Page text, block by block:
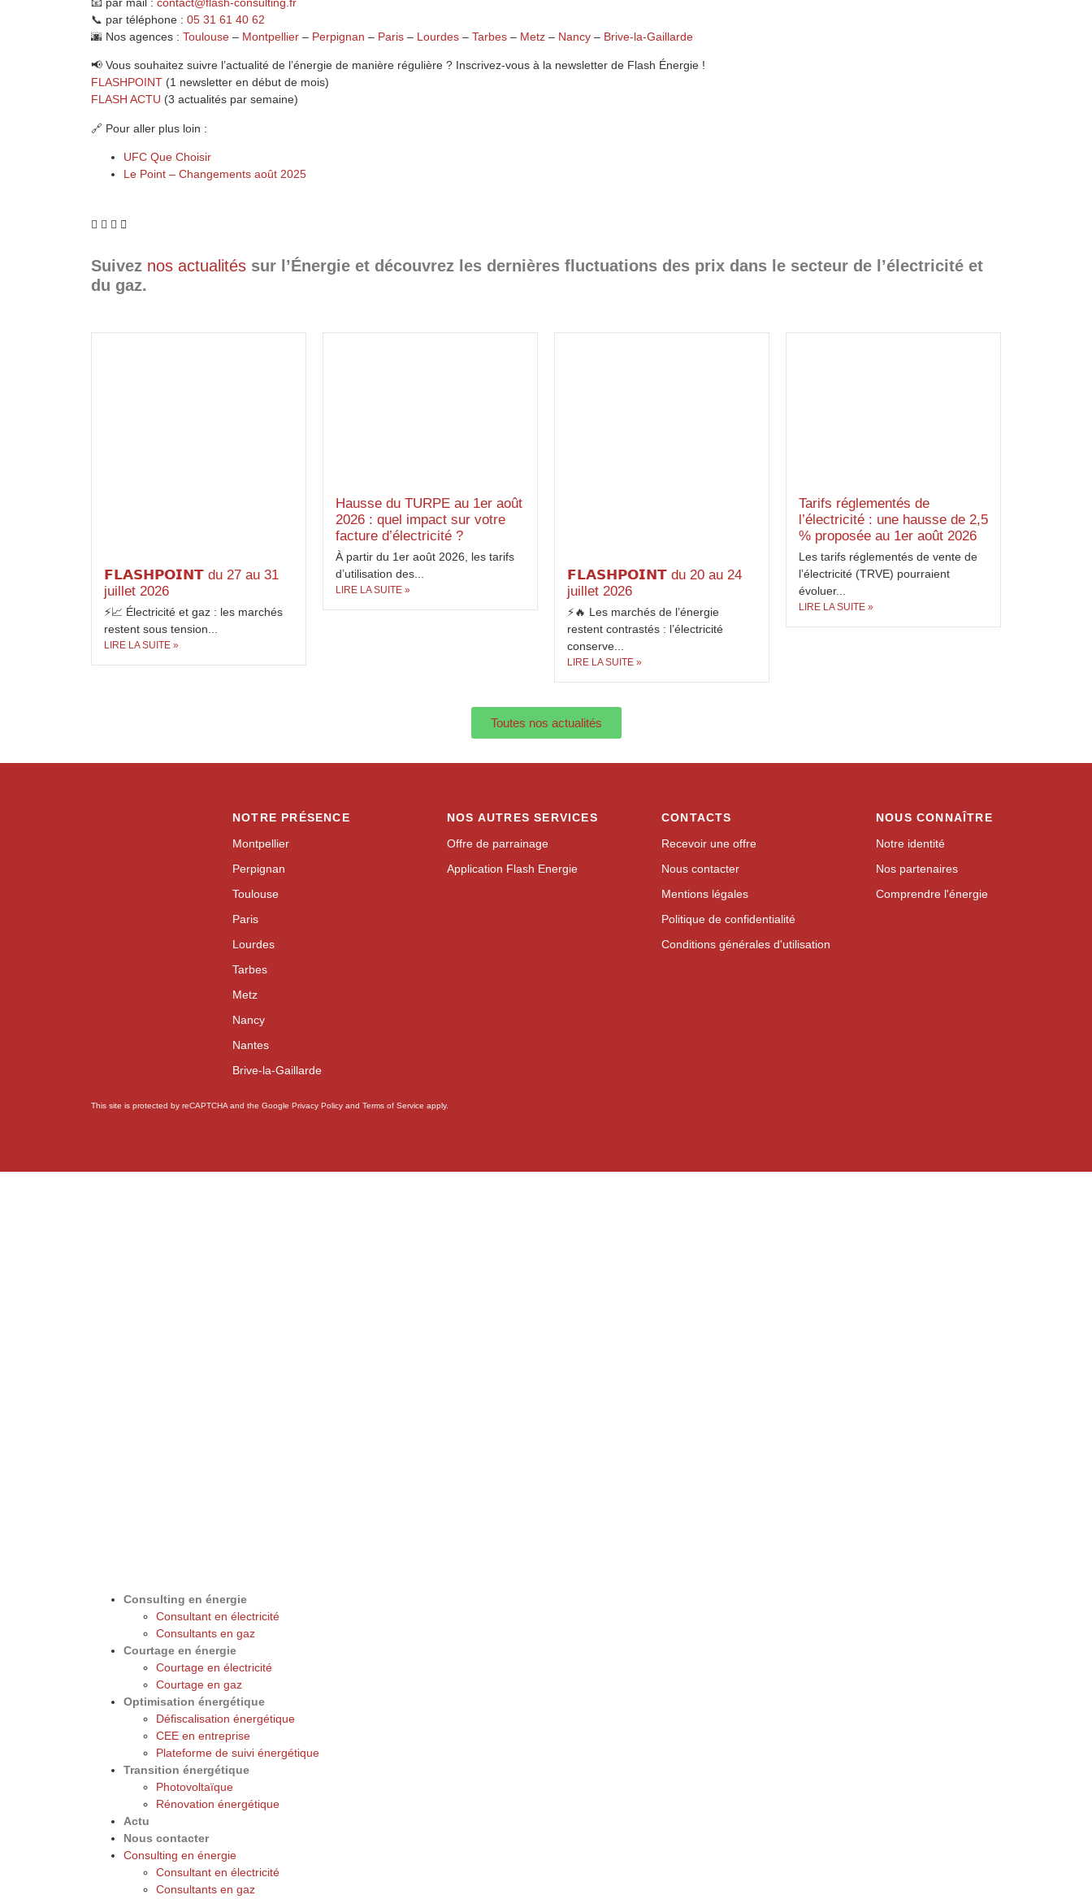
📞 par téléphone : 05 31 61 40 62
🌆 Nos agences : Toulouse – Montpellier – Perpignan – Paris – Lourdes – Tarbes – Metz – Nancy – Brive-la-Gaillarde
📢 Vous souhaitez suivre l’actualité de l’énergie de manière régulière ? Inscrivez-vous à la newsletter de Flash Énergie !
FLASHPOINT (1 newsletter en début de mois)
FLASH ACTU (3 actualités par semaine)
🔗 Pour aller plus loin :
UFC Que Choisir
Le Point – Changements août 2025
Suivez nos actualités sur l’Énergie et découvrez les dernières fluctuations des prix dans le secteur de l’électricité et
du gaz.
𝗙𝗟𝗔𝗦𝗛𝗣𝗢𝗜𝗡𝗧 du 27 au 31
juillet 2026
⚡📈 Électricité et gaz : les marchés
restent sous tension...
LIRE LA SUITE »
Hausse du TURPE au 1er août
2026 : quel impact sur votre
facture d’électricité ?
À partir du 1er août 2026, les tarifs
d’utilisation des...
LIRE LA SUITE »
𝗙𝗟𝗔𝗦𝗛𝗣𝗢𝗜𝗡𝗧 du 20 au 24
juillet 2026
⚡🔥 Les marchés de l’énergie
restent contrastés : l’électricité
conserve...
LIRE LA SUITE »
Tarifs réglementés de
l’électricité : une hausse de 2,5
% proposée au 1er août 2026
Les tarifs réglementés de vente de
l’électricité (TRVE) pourraient
évoluer...
LIRE LA SUITE »
Toutes nos actualités
NOTRE PRÉSENCE
Montpellier
Perpignan
Toulouse
Paris
Lourdes
Tarbes
Metz
Nancy
Nantes
Brive-la-Gaillarde
NOS AUTRES SERVICES
Offre de parrainage
Application Flash Energie
CONTACTS
Recevoir une offre
Nous contacter
Mentions légales
Politique de confidentialité
Conditions générales d'utilisation
NOUS CONNAÎTRE
Notre identité
Nos partenaires
Comprendre l'énergie
This site is protected by reCAPTCHA and the Google Privacy Policy and Terms of Service apply.
Consulting en énergie
Consultant en électricité
Consultants en gaz
Courtage en énergie
Courtage en électricité
Courtage en gaz
Optimisation énergétique
Défiscalisation énergétique
CEE en entreprise
Plateforme de suivi énergétique
Transition énergétique
Photovoltaïque
Rénovation énergétique
Actu
Nous contacter
Consulting en énergie
Consultant en électricité
Consultants en gaz